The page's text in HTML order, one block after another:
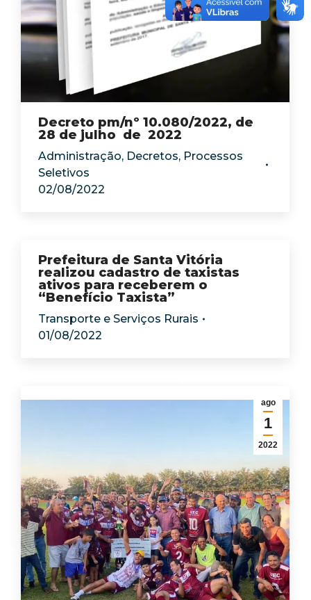
Decreto pm/nº 10.080/2022, de
28 de julho de 2022
Administração, Decretos, Processos
Seletivos
02/08/2022
Prefeitura de Santa Vitória
realizou cadastro de taxistas
ativos para receberem o
“Benefício Taxista”
Transporte e Serviços Rurais
01/08/2022
ago
1
2022